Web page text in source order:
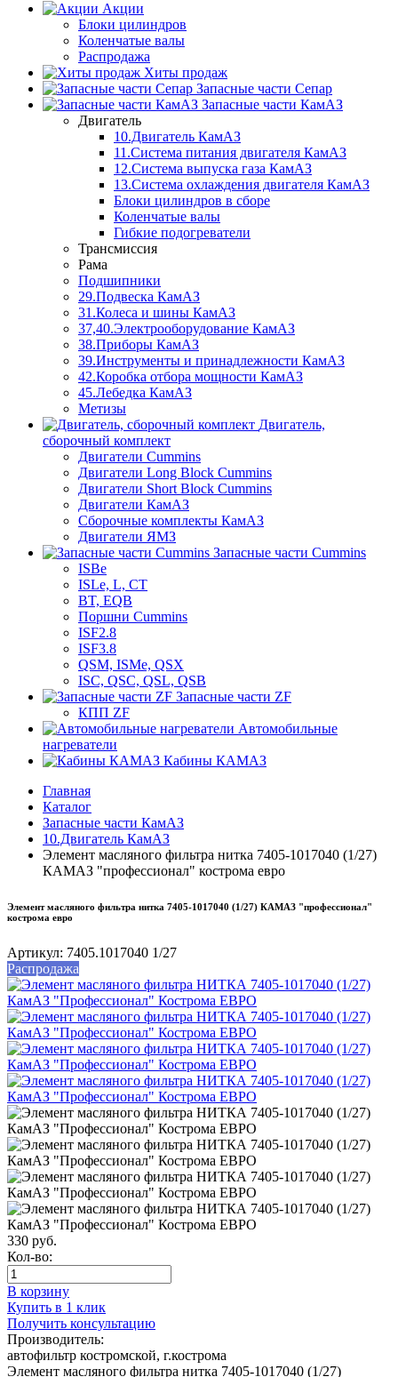
Акции
Блоки цилиндров
Коленчатые валы
Распродажа
Хиты продаж
Запасные части Сепар
Запасные части КамАЗ
Двигатель
10.Двигатель КамАЗ
11.Система питания двигателя КамАЗ
12.Система выпуска газа КамАЗ
13.Система охлаждения двигателя КамАЗ
Блоки цилиндров в сборе
Коленчатые валы
Гибкие подогреватели
Трансмиссия
Рама
Подшипники
29.Подвеска КамАЗ
31.Колеса и шины КамАЗ
37,40.Электрооборудование КамАЗ
38.Приборы КамАЗ
39.Инструменты и принадлежности КамАЗ
42.Коробка отбора мощности КамАЗ
45.Лебедка КамАЗ
Метизы
Двигатель,
сборочный комплект
Двигатели Cummins
Двигатели Long Bloсk Cummins
Двигатели Short Bloсk Cummins
Двигатели КамАЗ
Сборочные комплекты КамАЗ
Двигатели ЯМЗ
Запасные части Cummins
ISBe
ISLe, L, CT
BT, EQB
Поршни Cummins
ISF2.8
ISF3.8
QSM, ISMe, QSX
ISC, QSC, QSL, QSB
Запасные части ZF
КПП ZF
Автомобильные
нагреватели
Кабины КАМАЗ
Главная
Каталог
Запасные части КамАЗ
10.Двигатель КамАЗ
Элемент масляного фильтра нитка 7405-1017040 (1/27)
КАМАЗ "профессионал" кострома евро
Элемент масляного фильтра нитка 7405-1017040 (1/27) КАМАЗ "профессионал"
кострома евро
Артикул: 7405.1017040 1/27
Распродажа
330 руб.
Кол-во:
В корзину
Купить в 1 клик
Получить консультацию
Производитель:
автофильтр костромской, г.кострома
Элемент масляного фильтра нитка 7405-1017040 (1/27)